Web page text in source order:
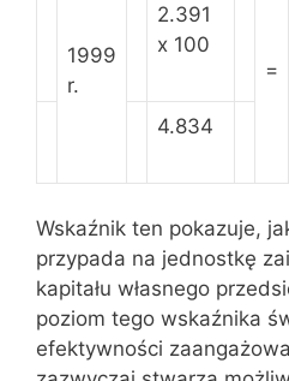
1999
r.
2.391
x 100
=
4.834
Wskaźnik ten pokazuje,
przypada na jednostkę
kapitału własnego
poziom tego wskaźnika
efektywności